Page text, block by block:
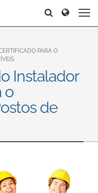
Europe & CIS
English
Dansk
Français
Magyar
Norsk
Română
Srpski
East and Africa
Pacific
Search
PARA O
Instalador
o
de